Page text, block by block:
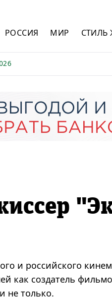
РОССИЯ МИР СТИЛЬ
и российского
как создатель
не только.